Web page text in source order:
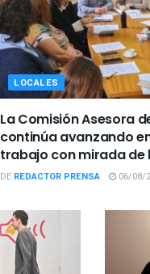
LOCALES
La Comisión Asesora
continúa avanzando
trabajo con mirada de
DE REDACTOR PRENSA 06/08/